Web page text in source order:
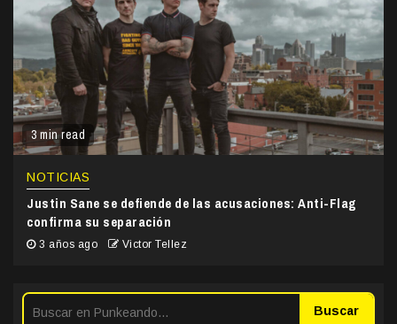
3 min read
NOTICIAS
Justin Sane se defiende de las acusaciones: Anti-Flag
confirma su separación
3 años ago Victor Tellez
Buscar